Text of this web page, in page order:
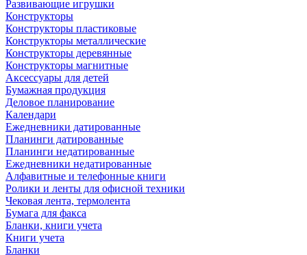
Развивающие игрушки
Конструкторы
Конструкторы пластиковые
Конструкторы металлические
Конструкторы деревянные
Конструкторы магнитные
Аксессуары для детей
Бумажная продукция
Деловое планирование
Календари
Ежедневники датированные
Планинги датированные
Планинги недатированные
Ежедневники недатированные
Алфавитные и телефонные книги
Ролики и ленты для офисной техники
Чековая лента, термолента
Бумага для факса
Бланки, книги учета
Книги учета
Бланки